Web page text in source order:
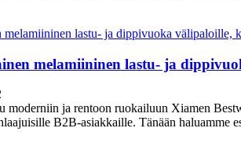
melamiininen lastu- ja
moderniin ja rentoon ruokailuun Xiamen
B2B-asiakkaille. Tänään haluamme